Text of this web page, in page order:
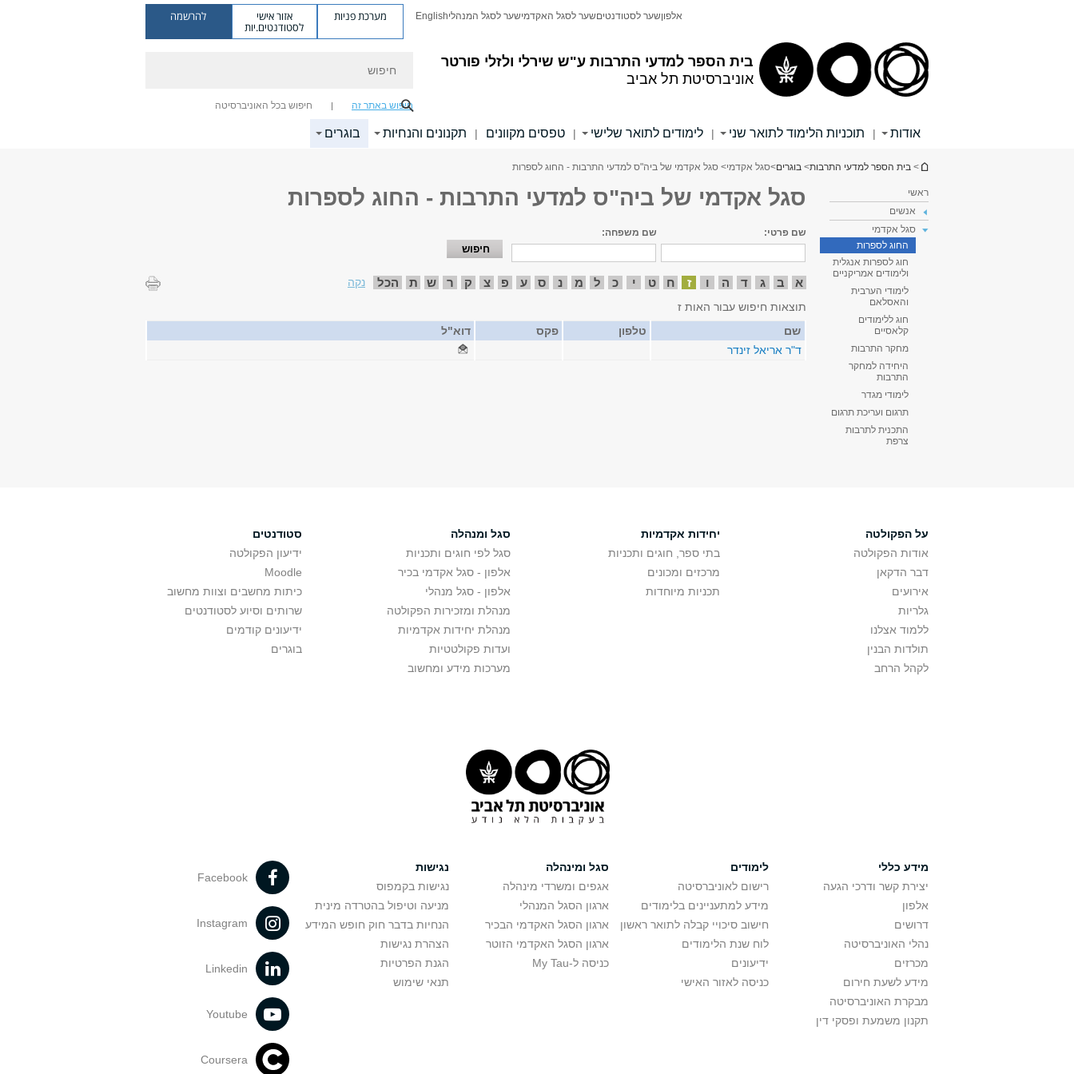
בית הספר למדעי התרבות ע"ש שירלי ולזלי פורטר
אוניברסיטת תל אביב
אלפוןשער לסטודנטיםשער לסגל האקדמישער לסגל המנהליEnglish מערכת פניות אזור אישי
לסטודנטים.יות
להרשמה
חיפוש באתר זה חיפוש בכל האוניברסיטה
אודות | תוכניות הלימוד לתואר שני | לימודים לתואר שלישי | טפסים מקוונים | תקנונים והנחיות בוגרים
הינך נמצא כאן
> בית הספר למדעי התרבות> בוגרים>סגל אקדמי> סגל אקדמי של ביה"ס למדעי התרבות - החוג לספרות
ראשי
אנשים
סגל אקדמי
החוג לספרות
חוג לספרות אנגלית
ולימודים אמריקניים
לימודי הערבית
והאסלאם
חוג ללימודים
קלאסיים
מחקר התרבות
היחידה למחקר
התרבות
לימודי מגדר
תרגום ועריכת תרגום
התכנית לתרבות
צרפת
סגל אקדמי של ביה"ס למדעי התרבות - החוג לספרות
שם פרטי: שם משפחה:
א ב ג ד ה ו ז ח ט י כ ל מ נ ס ע פ צ ק ר ש ת הכל
נקה
תוצאות חיפוש עבור האות ז
שם
טלפון פקס
דוא"ל
ד"ר אריאל זינדר
על הפקולטה
אודות הפקולטה
דבר הדקאן
אירועים
גלריות
ללמוד אצלנו
תולדות הבנין
לקהל הרחב
יחידות אקדמיות
בתי ספר, חוגים ותכניות
מרכזים ומכונים
תכניות מיוחדות
סגל ומנהלה
סגל לפי חוגים ותכניות
אלפון - סגל אקדמי בכיר
אלפון - סגל מנהלי
מנהלת ומזכירות הפקולטה
מנהלת יחידות אקדמיות
ועדות פקולטטיות
מערכות מידע ומחשוב
סטודנטים
ידיעון הפקולטה
Moodle
כיתות מחשבים וצוות מחשוב
שרותים וסיוע לסטודנטים
ידיעונים קודמים
בוגרים
מידע כללי
יצירת קשר ודרכי הגעה
אלפון
דרושים
נהלי האוניברסיטה
מכרזים
מידע לשעת חירום
מבקרת האוניברסיטה
תקנון משמעת ופסקי דין
לימודים
רישום לאוניברסיטה
מידע למתעניינים בלימודים
חישוב סיכויי קבלה לתואר ראשון
לוח שנת הלימודים
ידיעונים
כניסה לאזור האישי
סגל ומינהלה
אגפים ומשרדי מינהלה
ארגון הסגל המנהלי
ארגון הסגל האקדמי הבכיר
ארגון הסגל האקדמי הזוטר
כניסה ל-My Tau
נגישות
נגישות בקמפוס
מניעה וטיפול בהטרדה מינית
הנחיות בדבר חוק חופש המידע
הצהרת נגישות
הגנת הפרטיות
תנאי שימוש
Facebook
Instagram
Linkedin
Youtube
Coursera